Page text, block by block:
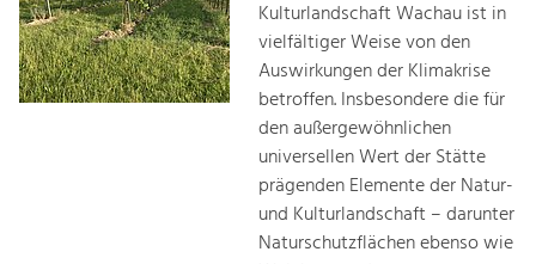
Kulturlandschaft Wachau ist in
vielfältiger Weise von den
Auswirkungen der Klimakrise
betroffen. Insbesondere die für
den außergewöhnlichen
universellen Wert der Stätte
prägenden Elemente der Natur-
und Kulturlandschaft – darunter
Naturschutzflächen ebenso wie